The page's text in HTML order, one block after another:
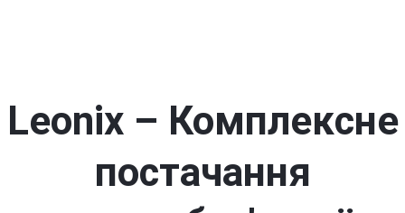
Leonix – Комплексне
постачання